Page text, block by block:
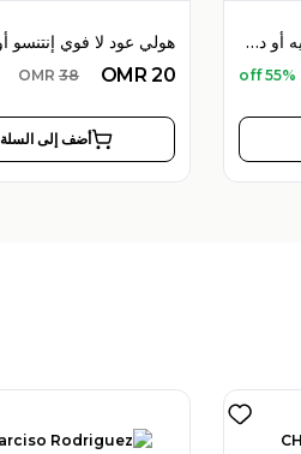
OMR 20
OMR 38
أضف إلى السلة
هولي عود هايبسكوس بوكيه أو دو بارفان 100 مل للجنسين
55% off